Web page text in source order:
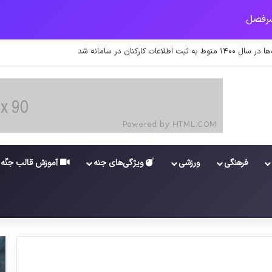
در سامانه شد
فرهنگی ورزشی ویژگی‌های جنه آموزش قالب جنّه